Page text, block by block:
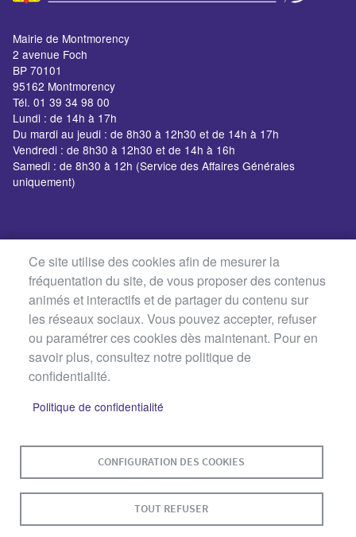
Mairie de Montmorency
2 avenue Foch
BP 70101
95162 Montmorency
Tél. 01 39 34 98 00
Lundi : de 14h à 17h
Du mardi au jeudi : de 8h30 à 12h30 et de 14h à 17h
Vendredi : de 8h30 à 12h30 et de 14h à 16h
Samedi : de 8h30 à 12h (Service des Affaires Générales
uniquement)
Ce site utilise des cookies afin de mesurer la
fréquentation du site, de vous proposer des contenus
animés et interactifs et de partager du contenu sur
les réseaux sociaux. Vous pouvez accepter, refuser
ou paramétrer ces cookies dès maintenant. Pour en
savoir plus, consultez notre politique de
confidentialité.
Politique de confidentialité
CONFIGURATION DES COOKIES
TOUT REFUSER
PAGE
PLAN DU SITE CONTACT MENTIONS LÉGALES
DONNÉES PERSONNELLES
ACCESSIBILITÉ : NON CONFORME